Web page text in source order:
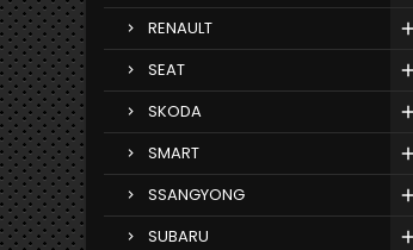
RENAULT
SEAT
SKODA
SMART
SSANGYONG
SUBARU